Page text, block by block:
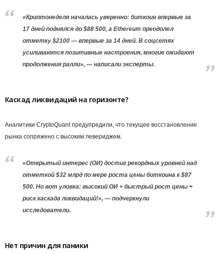
«Криптонеделя началась уверенно: биткоин впервые за
17 дней поднялся до $88 500, а Ethereum преодолел
отметку $2100 — впервые за 14 дней. В соцсетях
усиливаются позитивные настроения, многие ожидают
продолжения ралли», — написали эксперты.
Каскад ликвидаций на горизонте?
Аналитики CryptoQuant предупредили, что текущее восстановление
рынка сопряжено с высоким левериджем.
«Открытый интерес (ОИ) достиг рекордных уровней над
отметкой $32 млрд по мере роста цены биткоина к $87
500. Но вот уловка: высокий ОИ + быстрый рост цены =
риск каскада ликвидаций!», — подчеркнули
исследователи.
Нет причин для паники